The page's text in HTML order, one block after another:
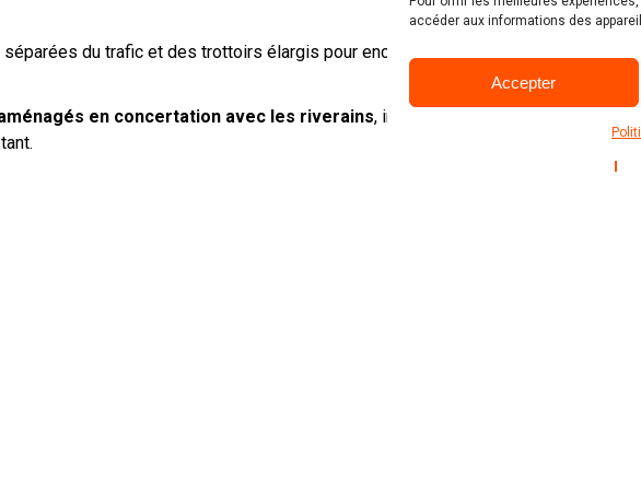
accéder aux informations des
Accepter
séparées du trafic et des trottoirs élargis pour encourager la
en concertation avec les riverains, intégrant le